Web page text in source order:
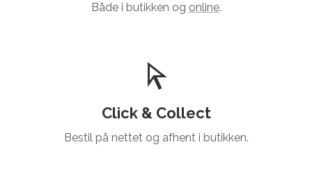
Både i butikken og online.
Click & Collect
Bestil på nettet og afhent i butikken.